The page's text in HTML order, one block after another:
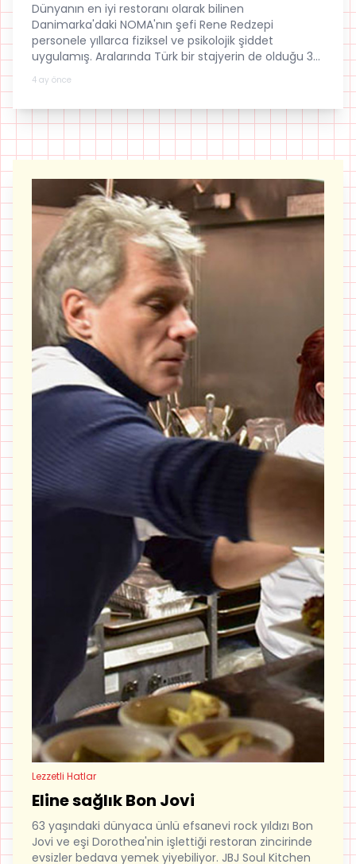
Dünyanın en iyi restoranı olarak bilinen
Danimarka'daki NOMA'nın şefi Rene Redzepi
personele yıllarca fiziksel ve psikolojik şiddet
uygulamış. Aralarında Türk bir stajyerin de olduğu 35
çalışan New York Times'a konuşmuş.
4 ay önce
Lezzetli Hatlar
Eline sağlık Bon Jovi
63 yaşındaki dünyaca ünlü efsanevi rock yıldızı Bon
Jovi ve eşi Dorothea'nin işlettiği restoran zincirinde
evsizler bedava yemek yiyebiliyor. JBJ Soul Kitchen